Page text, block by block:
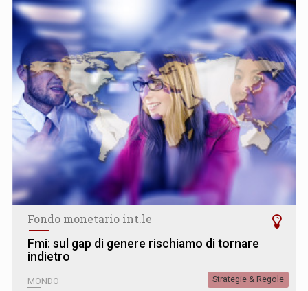
Fondo monetario int.le
Fmi: sul gap di genere rischiamo di tornare
indietro
MONDO Strategie & Regole